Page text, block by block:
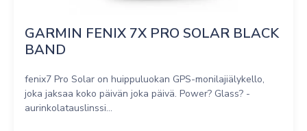
GARMIN FENIX 7X PRO SOLAR BLACK
BAND
fenix7 Pro Solar on huippuluokan GPS-monilajiälykello,
joka jaksaa koko päivän joka päivä. Power? Glass? -
aurinkolatauslinssi...